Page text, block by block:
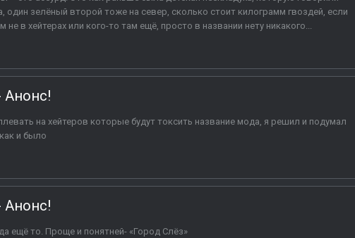
один зелёный второй тоже на север, сколько стоит килограмм гвоздей, если
в хейтерах или кого-то там ещё, просто в названии нету никакого...
Анонс!
на хейтеров которые будут токсить название мода, я решил и подумал
и было
Анонс!
ещё то. Проще и понятней- «Город Слёз»